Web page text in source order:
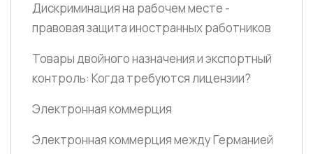
Дискриминация на рабочем месте -
правовая защита иностранных работников
Товары двойного назначения и экспортный
контроль: Когда требуются лицензии?
Электронная коммерция
Электронная коммерция между Германией